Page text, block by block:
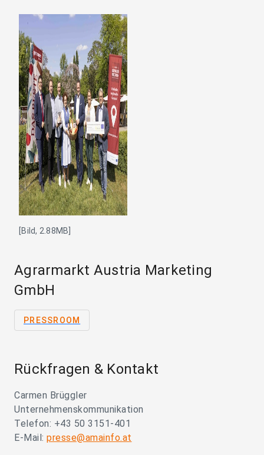
[Bild, 2.88MB]
Agrarmarkt Austria Marketing
GmbH
PRESSROOM
Rückfragen & Kontakt
Carmen Brüggler
Unternehmenskommunikation
Telefon: +43 50 3151-401
E-Mail: presse@amainfo.at